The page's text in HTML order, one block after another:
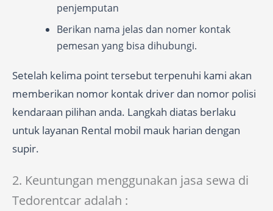
penjemputan
Berikan nama jelas dan nomer kontak
pemesan yang bisa dihubungi.
Setelah kelima point tersebut terpenuhi kami akan
memberikan nomor kontak driver dan nomor polisi
kendaraan pilihan anda. Langkah diatas berlaku
untuk layanan Rental mobil mauk harian dengan
supir.
2. Keuntungan menggunakan jasa sewa di
Tedorentcar adalah :